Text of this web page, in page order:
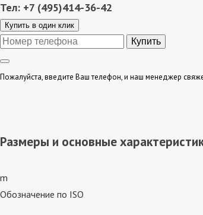
Тел: +7 (495)414-36-42
Купить в один клик
Пожалуйста, введите Ваш телефон, и наш менеджер
Размеры и основные
m
Обозначение по ISO